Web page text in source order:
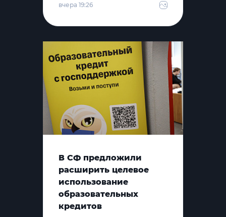
вчера 19:26
В СФ предложили
расширить целевое
использование
образовательных
кредитов